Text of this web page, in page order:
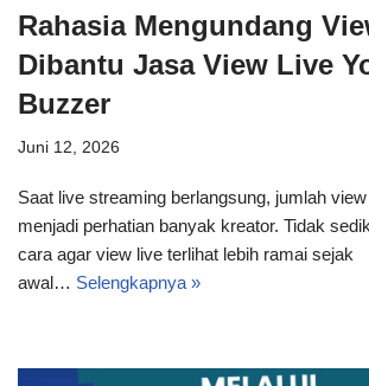
Rahasia Mengundang
Dibantu Jasa View Live
Buzzer
Juni 12, 2026
Saat live streaming berlangsung, jumlah
menjadi perhatian banyak kreator. Tidak
cara agar view live terlihat lebih ramai sejak
awal… Selengkapnya »